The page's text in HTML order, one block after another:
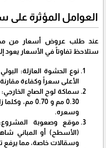
​العوامل المؤثرة على
​عند طلب عروض أسعار من
ستلاحظ تفاوتاً في الأسعار يعود
الأعلى سعراً وكفاءة
​سماكة لوح الصاج
0.30 مم و 0.70
وسعره.
​موقع وصعوبة المشروع:
(الأسطح) أو المباني
وسقالات خاصة، مما يرفع